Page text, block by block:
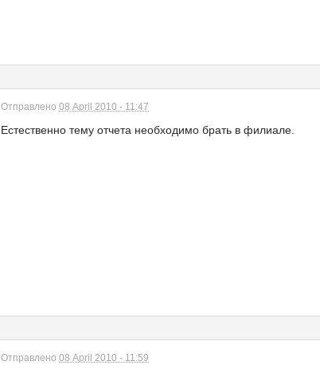
Отправлено 08 April 2010 - 11:47
Естественно тему отчета необходимо брать в филиале.
Отправлено 08 April 2010 - 11:59